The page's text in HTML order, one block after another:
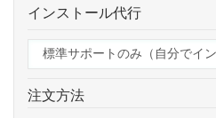
インストール代行
注文方法